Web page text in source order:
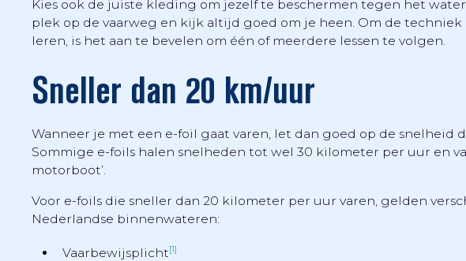
Kies ook de juiste kleding om jezelf te beschermen tegen het
plek op de vaarweg en kijk altijd goed om je heen. Om de
leren, is het aan te bevelen om één of meerdere lessen te volgen.
Sneller dan 20 km/uur
Wanneer je met een e-foil gaat varen, let dan goed op de snelheid
Sommige e-foils halen snelheden tot wel 30 kilometer per uur en
motorboot’.
Voor e-foils die sneller dan 20 kilometer per uur varen, gelden
Nederlandse binnenwateren:
Vaarbewijsplicht[1]